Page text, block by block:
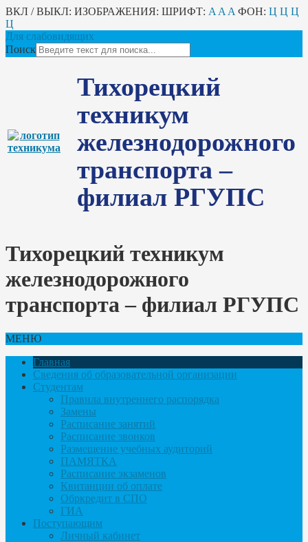
ВКЛ / ВЫКЛ: ИЗОБРАЖЕНИЯ: ШРИФТ: A A A ФОН: Ц Ц Ц
Ц
Для слабовидящих
Поиск
Тихорецкий
техникум
железнодорожного
транспорта –
филиал РГУПС
Тихорецкий техникум
железнодорожного
транспорта – филиал РГУПС
МЕНЮ
Главная
Сведения об образовательной организации
Студентам
Правила внутреннего распорядка
Замены
Расписание занятий
Расписание звонков
Размещение учебных аудиторий
ПАМЯТКА
Расписание экзаменов
Квитанции об оплате
Обркредит в СПО
ГИА
Поступающим
Личный кабинет